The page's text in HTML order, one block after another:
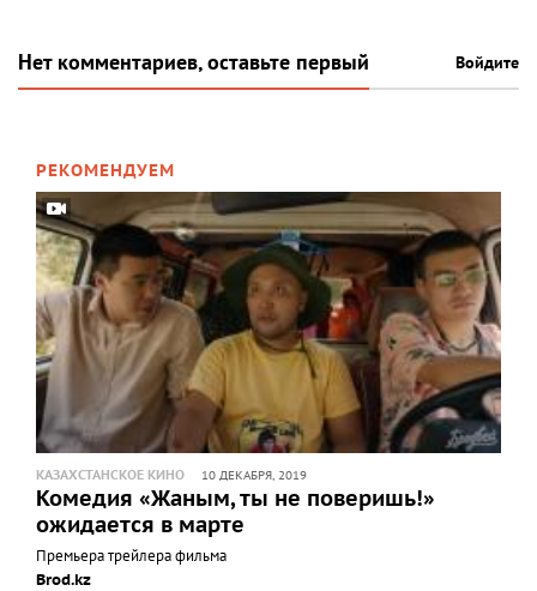
Нет комментариев, оставьте первый Войдите
РЕКОМЕНДУЕМ
КАЗАХСТАНСКОЕ КИНО 10 ДЕКАБРЯ, 2019
Комедия «Жаным, ты не поверишь!»
ожидается в марте
Премьера трейлера фильма
Brod.kz